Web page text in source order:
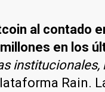
al contado
en los
Rain.